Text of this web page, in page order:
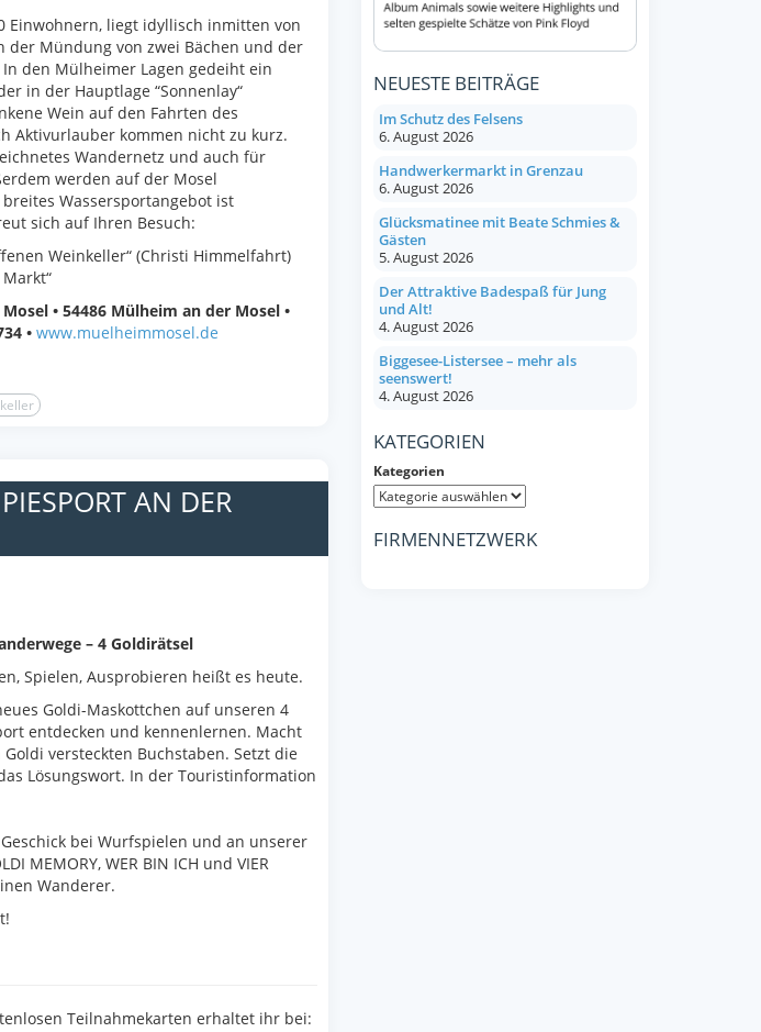
Einwohnern, liegt idyllisch inmitten von
der Mündung von zwei Bächen und der
den Mülheimer Lagen gedeiht ein
in der Hauptlage “Sonnenlay“
Wein auf den Fahrten des
Aktivurlauber kommen nicht zu kurz.
Wandernetz und auch für
werden auf der Mosel
Wassersportangebot ist
sich auf Ihren Besuch:
Weinkeller“ (Christi Himmelfahrt)
• 54486 Mülheim an der Mosel •
• www.muelheimmosel.de
AN DER
– 4 Goldirätsel
Spielen, Ausprobieren heißt es heute.
Goldi-Maskottchen auf unseren 4
entdecken und kennenlernen. Macht
versteckten Buchstaben. Setzt die
Lösungswort. In der Touristinformation
bei Wurfspielen und an unserer
MEMORY, WER BIN ICH und VIER
Wanderer.
Teilnahmekarten erhaltet ihr bei:
NEUESTE BEITRÄGE
Im Schutz des Felsens
6. August 2026
Handwerkermarkt in Grenzau
6. August 2026
Glücksmatinee mit Beate Schmies &
Gästen
5. August 2026
Der Attraktive Badespaß für Jung
und Alt!
4. August 2026
Biggesee-Listersee – mehr als
seenswert!
4. August 2026
KATEGORIEN
Kategorien
FIRMENNETZWERK